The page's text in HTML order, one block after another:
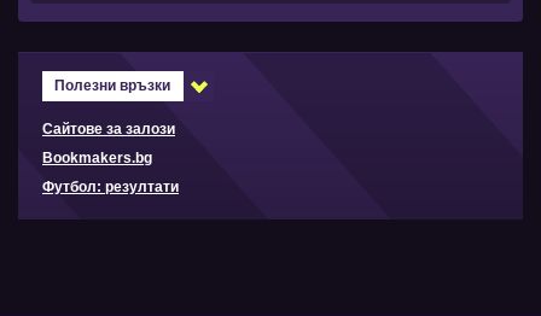
Полезни връзки
Сайтове за залози
Bookmakers.bg
Футбол: резултати